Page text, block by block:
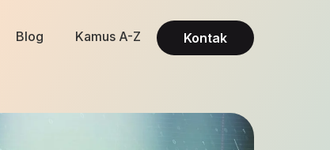
Blog Kamus A-Z Kontak